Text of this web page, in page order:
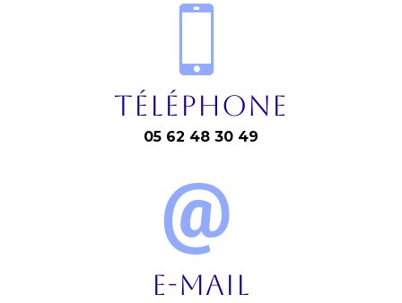
Téléphone
05 62 48 30 49
E-mail